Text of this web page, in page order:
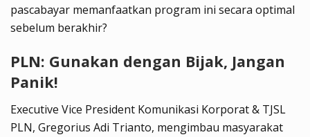
pascabayar memanfaatkan program ini secara optimal
sebelum berakhir?
PLN: Gunakan dengan Bijak, Jangan
Panik!
Executive Vice President Komunikasi Korporat & TJSL
PLN, Gregorius Adi Trianto, mengimbau masyarakat